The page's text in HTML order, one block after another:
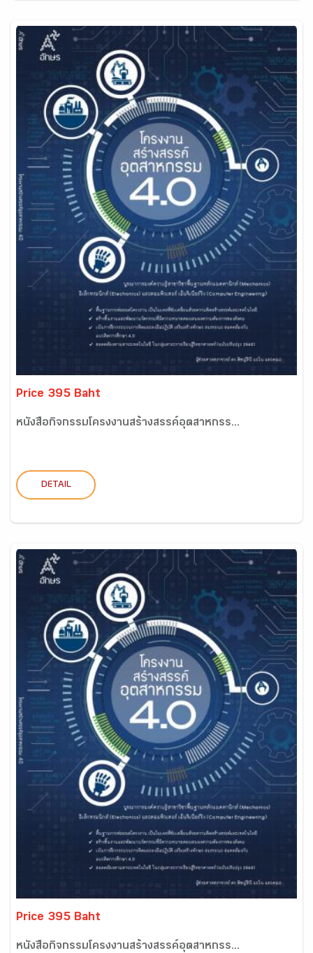
Price 395 Baht
หนังสือกิจกรรมโครงงานสร้างสรรค์อุตสาหกรร...
DETAIL
Price 395 Baht
หนังสือกิจกรรมโครงงานสร้างสรรค์อุตสาหกรร...